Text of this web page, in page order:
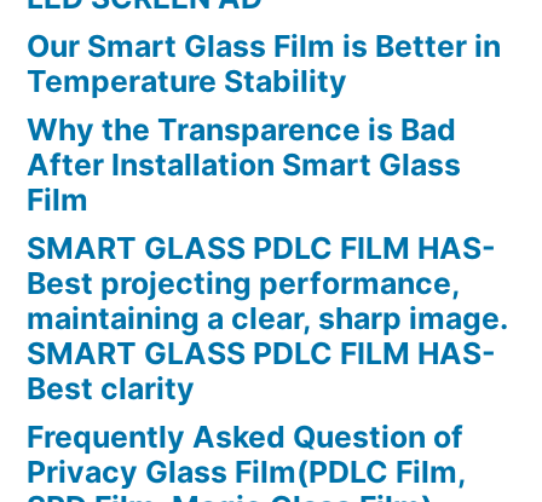
Our Smart Glass Film is Better in
Temperature Stability
Why the Transparence is Bad
After Installation Smart Glass
Film
SMART GLASS PDLC FILM HAS-
Best projecting performance,
maintaining a clear, sharp image.
SMART GLASS PDLC FILM HAS-
Best clarity
Frequently Asked Question of
Privacy Glass Film(PDLC Film,